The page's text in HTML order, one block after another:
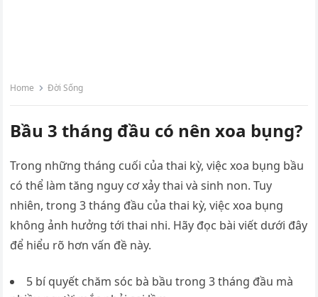
Home Đời Sống
Bầu 3 tháng đầu có nên xoa bụng?
Trong những tháng cuối của thai kỳ, việc xoa bụng bầu
có thể làm tăng nguy cơ xảy thai và sinh non. Tuy
nhiên, trong 3 tháng đầu của thai kỳ, việc xoa bụng
không ảnh hưởng tới thai nhi. Hãy đọc bài viết dưới đây
để hiểu rõ hơn vấn đề này.
5 bí quyết chăm sóc bà bầu trong 3 tháng đầu mà